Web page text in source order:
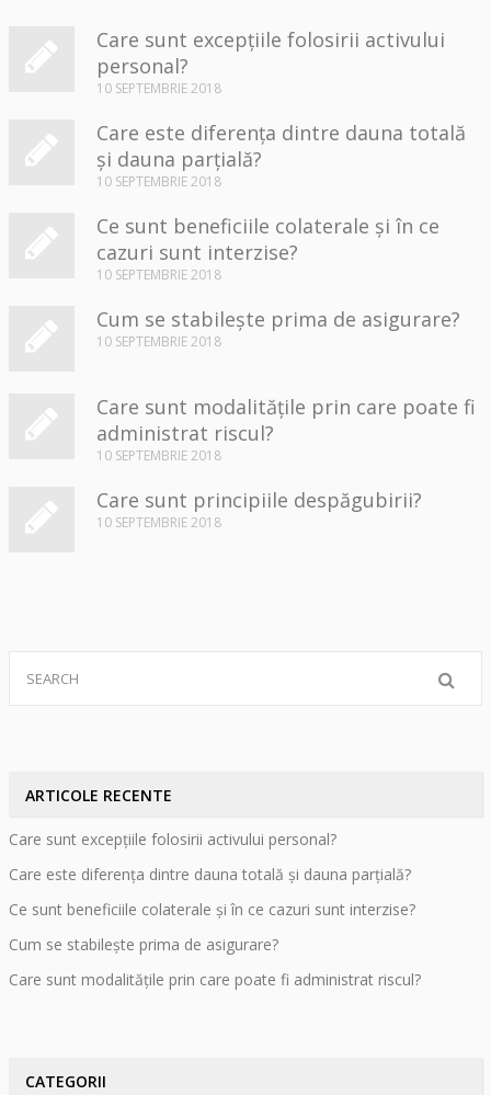
Care sunt excepțiile folosirii activului
personal?
10 SEPTEMBRIE 2018
Care este diferența dintre dauna totală
și dauna parțială?
10 SEPTEMBRIE 2018
Ce sunt beneficiile colaterale și în ce
cazuri sunt interzise?
10 SEPTEMBRIE 2018
Cum se stabilește prima de asigurare?
10 SEPTEMBRIE 2018
Care sunt modalitățile prin care poate fi
administrat riscul?
10 SEPTEMBRIE 2018
Care sunt principiile despăgubirii?
10 SEPTEMBRIE 2018
ARTICOLE RECENTE
Care sunt excepțiile folosirii activului personal?
Care este diferența dintre dauna totală și dauna parțială?
Ce sunt beneficiile colaterale și în ce cazuri sunt interzise?
Cum se stabilește prima de asigurare?
Care sunt modalitățile prin care poate fi administrat riscul?
CATEGORII